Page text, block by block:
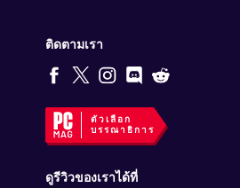
cheapest price!
Eats gift card?
these steps:
Uber Eats app or the website;
tab and select “Wallet”;
spaces).
ติดตามเรา
ตัวเลือก
บรรณาธิการ
ดูรีวิวของเราได้ที่